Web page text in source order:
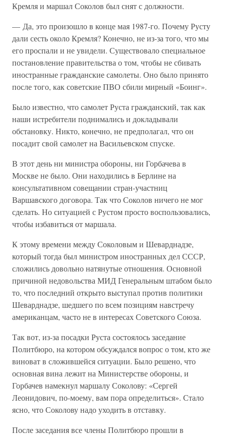
Кремля и маршал Соколов был снят с должности.
— Да, это произошло в конце мая 1987-го. Почему Русту
дали сесть около Кремля? Конечно, не из-за того, что мы
его проспали и не увидели. Существовало специальное
постановление правительства о том, чтобы не сбивать
иностранные гражданские самолеты. Оно было принято
после того, как советские ПВО сбили мирный «Боинг».
Было известно, что самолет Руста гражданский, так как
наши истребители поднимались и докладывали
обстановку. Никто, конечно, не предполагал, что он
посадит свой самолет на Васильевском спуске.
В этот день ни министра обороны, ни Горбачева в
Москве не было. Они находились в Берлине на
консультативном совещании стран-участниц
Варшавского договора. Так что Соколов ничего не мог
сделать. Но ситуацией с Рустом просто воспользовались,
чтобы избавиться от маршала.
К этому времени между Соколовым и Шеварднадзе,
который тогда был министром иностранных дел СССР,
сложились довольно натянутые отношения. Основной
причиной недовольства МИД Генеральным штабом было
то, что последний открыто выступал против политики
Шеварднадзе, шедшего по всем позициям навстречу
американцам, часто не в интересах Советского Союза.
Так вот, из-за посадки Руста состоялось заседание
Политбюро, на котором обсуждался вопрос о том, кто же
виноват в сложившейся ситуации. Было решено, что
основная вина лежит на Министерстве обороны, и
Горбачев намекнул маршалу Соколову: «Сергей
Леонидович, по-моему, вам пора определиться». Стало
ясно, что Соколову надо уходить в отставку.
После заседания все члены Политбюро прошли в